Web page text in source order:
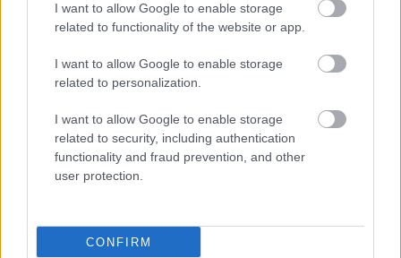
I want to allow Google to enable storage
related to functionality of the website or app.
I want to allow Google to enable storage
related to personalization.
I want to allow Google to enable storage
related to security, including authentication
functionality and fraud prevention, and other
user protection.
CONFIRM
Kövesd a Glamour cikkeit aGoogle hírekben